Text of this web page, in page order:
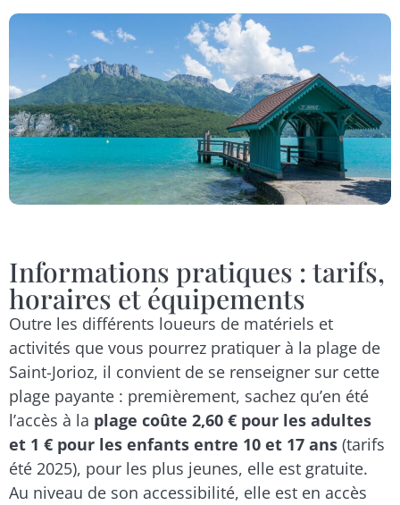
Informations pratiques : tarifs,
horaires et équipements
Outre les différents loueurs de matériels et
activités que vous pourrez pratiquer à la plage de
Saint-Jorioz, il convient de se renseigner sur cette
plage payante : premièrement, sachez qu’en été
l’accès à la plage coûte 2,60 € pour les adultes
et 1 € pour les enfants entre 10 et 17 ans (tarifs
été 2025), pour les plus jeunes, elle est gratuite.
Au niveau de son accessibilité, elle est en accès